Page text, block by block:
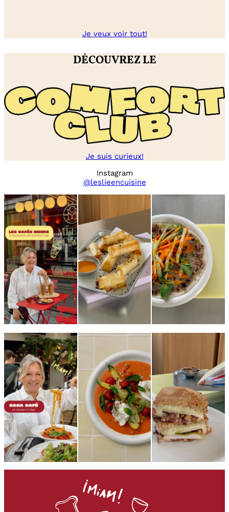
Je veux voir tout!
DÉCOUVREZ LE
Je suis curieux!
Instagram
@leslieencuisine